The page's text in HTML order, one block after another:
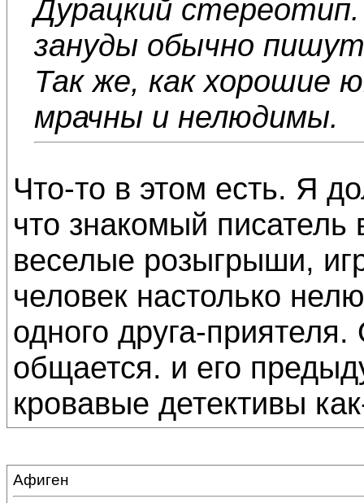
Дурацкий
зануды обычно
Так же, как хорошие
мрачны и нелюдимы.
Что-то в этом есть. Я
что знакомый писатель
веселые розыгрыши,
человек настолько
одного друга-
общается. и его
кровавые детективы
Афиген